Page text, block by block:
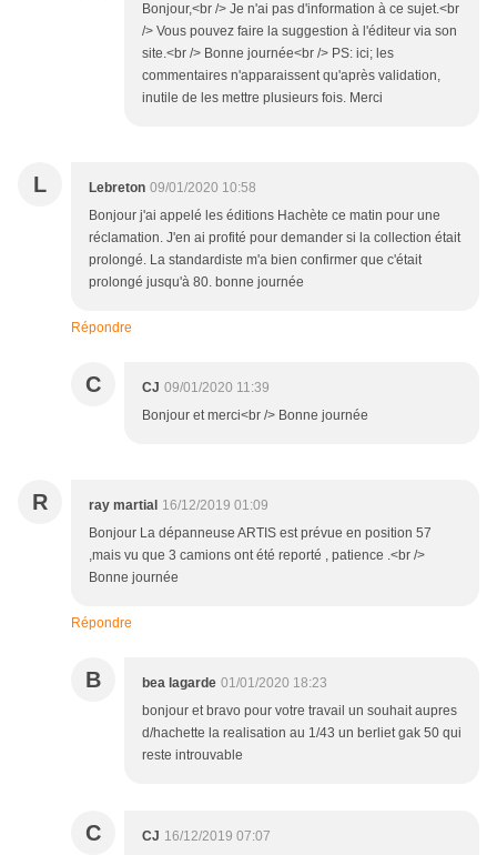
Bonjour,<br /> Je n'ai pas d'information à ce sujet.<br
/> Vous pouvez faire la suggestion à l'éditeur via son
site.<br /> Bonne journée<br /> PS: ici; les
commentaires n'apparaissent qu'après validation,
inutile de les mettre plusieurs fois. Merci
L Lebreton 09/01/2020 10:58
Bonjour j'ai appelé les éditions Hachète ce matin pour une
réclamation. J'en ai profité pour demander si la collection était
prolongé. La standardiste m'a bien confirmer que c'était
prolongé jusqu'à 80. bonne journée
Répondre
C CJ 09/01/2020 11:39
Bonjour et merci<br /> Bonne journée
R ray martial 16/12/2019 01:09
Bonjour La dépanneuse ARTIS est prévue en position 57
,mais vu que 3 camions ont été reporté , patience .<br />
Bonne journée
Répondre
B bea lagarde 01/01/2020 18:23
bonjour et bravo pour votre travail un souhait aupres
d/hachette la realisation au 1/43 un berliet gak 50 qui
reste introuvable
C CJ 16/12/2019 07:07